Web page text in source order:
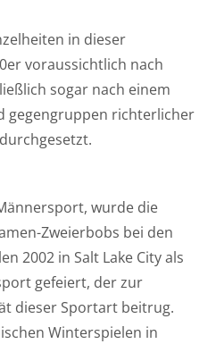
in dieser
voraussichtlich nach
sogar nach einem
gegengruppen richterlicher
wurde die
Zweierbobs bei den
2002 in Salt Lake City als
gefeiert, der zur
dieser Sportart beitrug.
Winterspielen in